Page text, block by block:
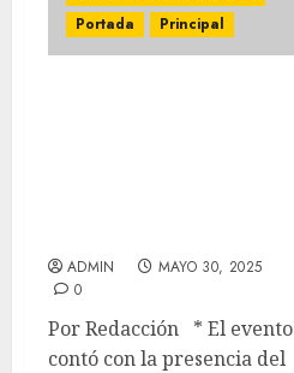
Portada
Principal
ADMIN
MAYO 30, 2025
0
Por Redacción * El evento
contó con la presencia del